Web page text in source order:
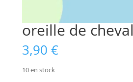
oreille de cheval
3,90 €
10 en stock